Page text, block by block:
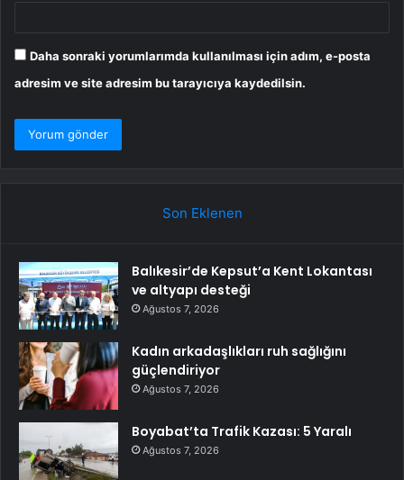
Daha sonraki yorumlarımda kullanılması için adım, e-posta
adresim ve site adresim bu tarayıcıya kaydedilsin.
Son Eklenen
Balıkesir’de Kepsut’a Kent Lokantası
ve altyapı desteği
Ağustos 7, 2026
Kadın arkadaşlıkları ruh sağlığını
güçlendiriyor
Ağustos 7, 2026
Boyabat’ta Trafik Kazası: 5 Yaralı
Ağustos 7, 2026